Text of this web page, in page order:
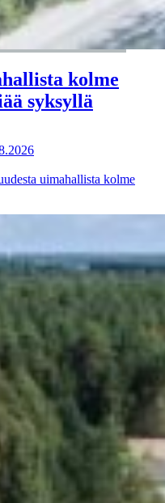
kolme
syksyllä
uimahallista kolme